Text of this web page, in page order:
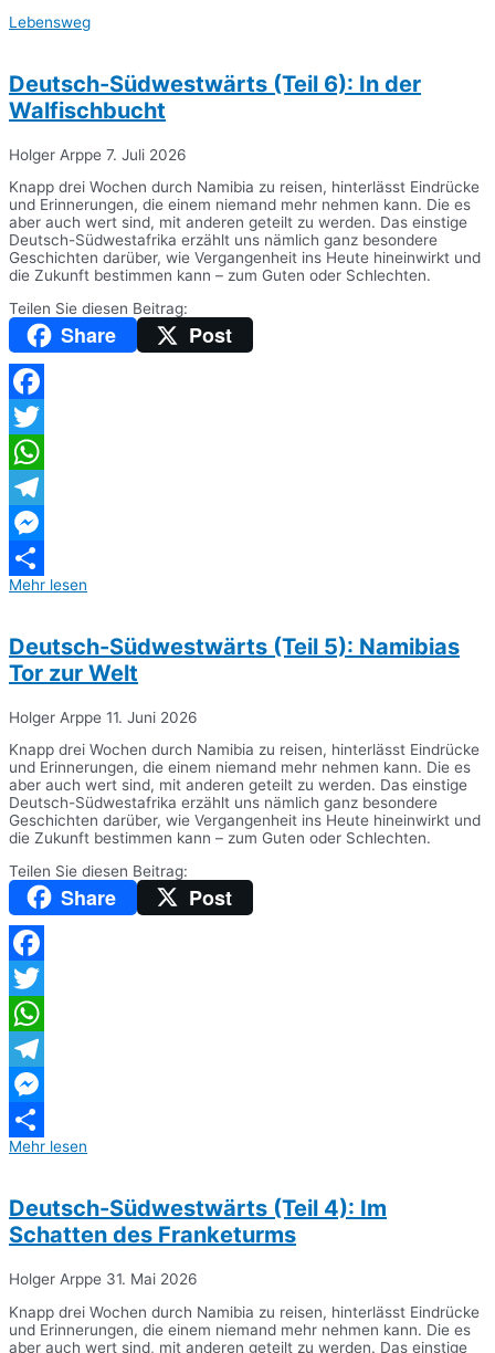
Lebensweg
Deutsch-Südwestwärts (Teil 6): In der
Walfischbucht
Holger Arppe 7. Juli 2026
Knapp drei Wochen durch Namibia zu reisen, hinterlässt Eindrücke
und Erinnerungen, die einem niemand mehr nehmen kann. Die es
aber auch wert sind, mit anderen geteilt zu werden. Das einstige
Deutsch-Südwestafrika erzählt uns nämlich ganz besondere
Geschichten darüber, wie Vergangenheit ins Heute hineinwirkt und
die Zukunft bestimmen kann – zum Guten oder Schlechten.
Teilen Sie diesen Beitrag:
Share Post
Facebook
Twitter
WhatsApp
Telegram
Messenger
Teilen
Mehr lesen
Deutsch-Südwestwärts (Teil 5): Namibias
Tor zur Welt
Holger Arppe 11. Juni 2026
Knapp drei Wochen durch Namibia zu reisen, hinterlässt Eindrücke
und Erinnerungen, die einem niemand mehr nehmen kann. Die es
aber auch wert sind, mit anderen geteilt zu werden. Das einstige
Deutsch-Südwestafrika erzählt uns nämlich ganz besondere
Geschichten darüber, wie Vergangenheit ins Heute hineinwirkt und
die Zukunft bestimmen kann – zum Guten oder Schlechten.
Teilen Sie diesen Beitrag:
Share Post
Facebook
Twitter
WhatsApp
Telegram
Messenger
Teilen
Mehr lesen
Deutsch-Südwestwärts (Teil 4): Im
Schatten des Franketurms
Holger Arppe 31. Mai 2026
Knapp drei Wochen durch Namibia zu reisen, hinterlässt Eindrücke
und Erinnerungen, die einem niemand mehr nehmen kann. Die es
aber auch wert sind, mit anderen geteilt zu werden. Das einstige